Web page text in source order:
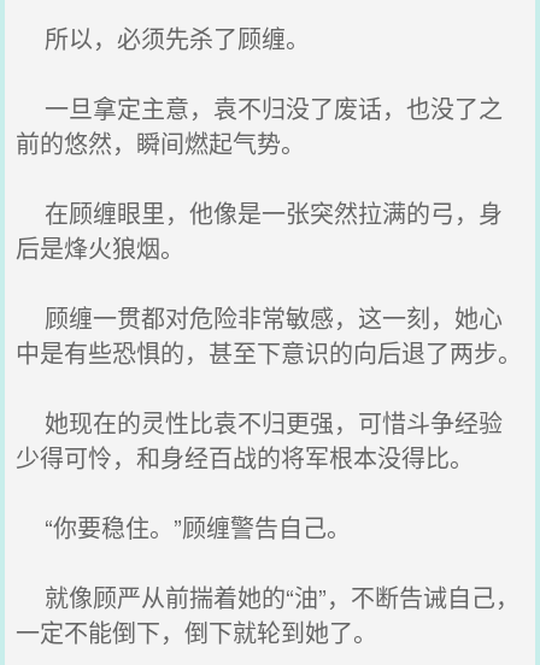
所以，必须先杀了顾缠。
一旦拿定主意，袁不归没了废话，也没了之
前的悠然，瞬间燃起气势。
在顾缠眼里，他像是一张突然拉满的弓，身
后是烽火狼烟。
顾缠一贯都对危险非常敏感，这一刻，她心
中是有些恐惧的，甚至下意识的向后退了两步。
她现在的灵性比袁不归更强，可惜斗争经验
少得可怜，和身经百战的将军根本没得比。
“你要稳住。”顾缠警告自己。
就像顾严从前揣着她的“油”，不断告诫自己，
一定不能倒下，倒下就轮到她了。